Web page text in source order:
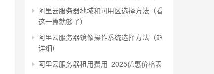
阿里云服务器地域和可用区选择方法（看
这一篇就够了）
阿里云服务器镜像操作系统选择方法（超
详细）
阿里云服务器租用费用_2025优惠价格表